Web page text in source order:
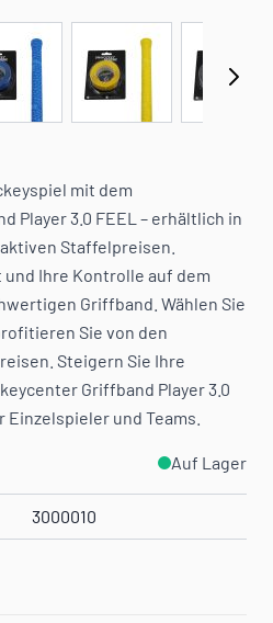
View larger imageView larger image
mit dem
Player 3.0 FEEL – erhältlich in
Staffelpreisen.
und Ihre Kontrolle auf dem
Griffband. Wählen Sie
Sie von den
Steigern Sie Ihre
Griffband Player 3.0
Einzelspieler und Teams.
Auf Lager
3000010